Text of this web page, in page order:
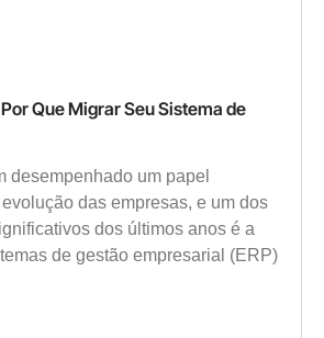
Que Migrar Seu Sistema de
desempenhado um papel
das empresas, e um dos
dos últimos anos é a
de gestão empresarial (ERP)